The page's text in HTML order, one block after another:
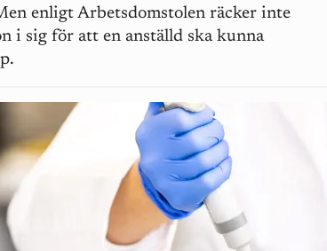
enligt Arbetsdomstolen räcker inte
i sig för att en anställd ska kunna